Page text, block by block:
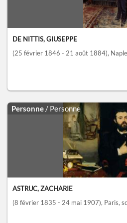
DE NITTIS, GIUSEPPE
(25 février 1846 - 21 août 1884),
Personne / Personne
ASTRUC, ZACHARIE
(8 février 1835 - 24 mai 1907), Paris,